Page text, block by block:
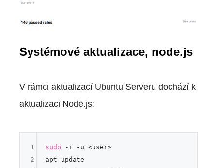
Systémové aktualizace, node.js
V rámci aktualizací Ubuntu Serveru dochází k
aktualizaci Node.js:
sudo -i -u <user>
apt-update
1
2